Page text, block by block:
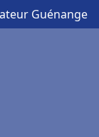
Guénange